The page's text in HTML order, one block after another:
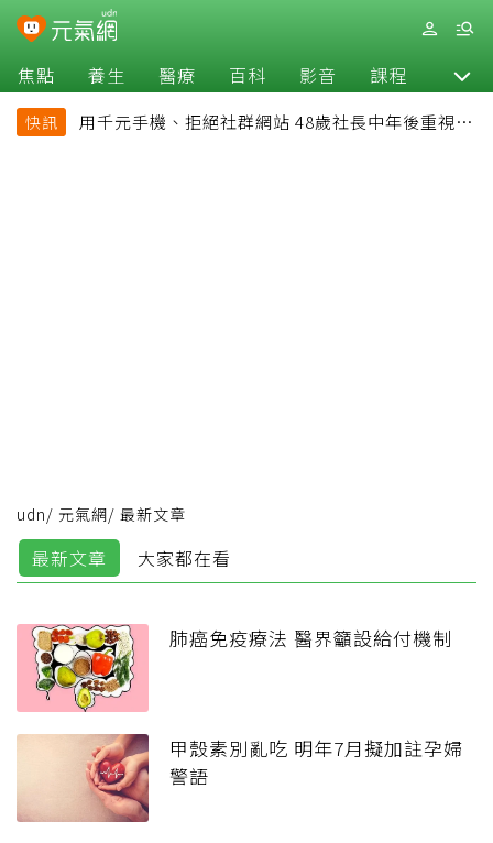
焦點 養生 醫療 百科 影音 課程 退休
快訊
用千元手機、拒絕社群網站 48歲社長中年後重視和
udn/ 元氣網/ 最新文章
最新文章 大家都在看
肺癌免疫療法 醫界籲設給付機制
甲殼素別亂吃 明年7月擬加註孕婦
警語